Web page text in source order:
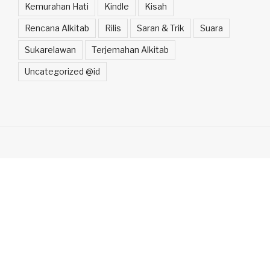
Kemurahan Hati Kindle Kisah
Rencana Alkitab Rilis Saran & Trik Suara
Sukarelawan Terjemahan Alkitab
Uncategorized @id